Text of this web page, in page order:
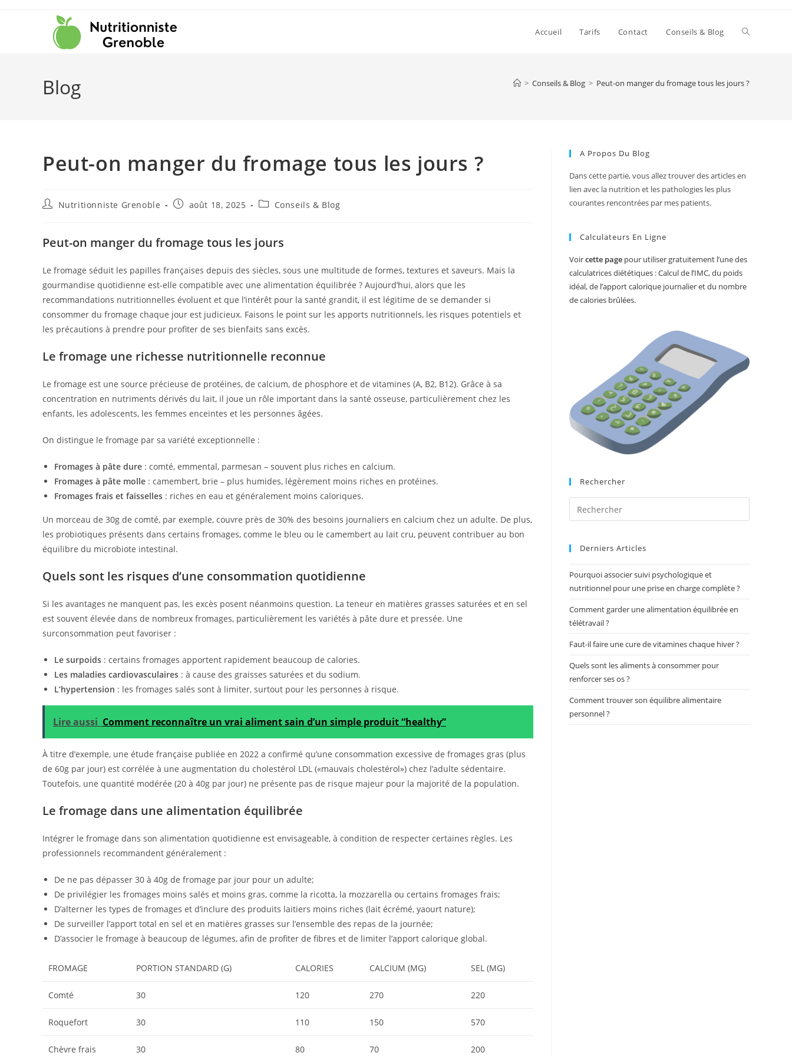
Accueil Tarifs Contact Conseils & Blog
Blog > Conseils & Blog > Peut-on manger du fromage tous les jours ?
Peut-on manger du fromage tous les jours ?
Nutritionniste Grenoble août 18, 2025 Conseils & Blog
Peut-on manger du fromage tous les jours
Le fromage séduit les papilles françaises depuis des siècles, sous une multitude de formes, textures et saveurs. Mais la
gourmandise quotidienne est-elle compatible avec une alimentation équilibrée ? Aujourd’hui, alors que les
recommandations nutritionnelles évoluent et que l’intérêt pour la santé grandit, il est légitime de se demander si
consommer du fromage chaque jour est judicieux. Faisons le point sur les apports nutritionnels, les risques potentiels et
les précautions à prendre pour profiter de ses bienfaits sans excès.
Le fromage une richesse nutritionnelle reconnue
Le fromage est une source précieuse de protéines, de calcium, de phosphore et de vitamines (A, B2, B12). Grâce à sa
concentration en nutriments dérivés du lait, il joue un rôle important dans la santé osseuse, particulièrement chez les
enfants, les adolescents, les femmes enceintes et les personnes âgées.
On distingue le fromage par sa variété exceptionnelle :
Fromages à pâte dure : comté, emmental, parmesan – souvent plus riches en calcium.
Fromages à pâte molle : camembert, brie – plus humides, légèrement moins riches en protéines.
Fromages frais et faisselles : riches en eau et généralement moins caloriques.
Un morceau de 30g de comté, par exemple, couvre près de 30% des besoins journaliers en calcium chez un adulte. De plus,
les probiotiques présents dans certains fromages, comme le bleu ou le camembert au lait cru, peuvent contribuer au bon
équilibre du microbiote intestinal.
Quels sont les risques d’une consommation quotidienne
Si les avantages ne manquent pas, les excès posent néanmoins question. La teneur en matières grasses saturées et en sel
est souvent élevée dans de nombreux fromages, particulièrement les variétés à pâte dure et pressée. Une
surconsommation peut favoriser :
Le surpoids : certains fromages apportent rapidement beaucoup de calories.
Les maladies cardiovasculaires : à cause des graisses saturées et du sodium.
L’hypertension : les fromages salés sont à limiter, surtout pour les personnes à risque.
Lire aussi Comment reconnaître un vrai aliment sain d’un simple produit “healthy”
À titre d’exemple, une étude française publiée en 2022 a confirmé qu’une consommation excessive de fromages gras (plus
de 60g par jour) est corrélée à une augmentation du cholestérol LDL («mauvais cholestérol») chez l’adulte sédentaire.
Toutefois, une quantité modérée (20 à 40g par jour) ne présente pas de risque majeur pour la majorité de la population.
Le fromage dans une alimentation équilibrée
Intégrer le fromage dans son alimentation quotidienne est envisageable, à condition de respecter certaines règles. Les
professionnels recommandent généralement :
De ne pas dépasser 30 à 40g de fromage par jour pour un adulte;
De privilégier les fromages moins salés et moins gras, comme la ricotta, la mozzarella ou certains fromages frais;
D’alterner les types de fromages et d’inclure des produits laitiers moins riches (lait écrémé, yaourt nature);
De surveiller l’apport total en sel et en matières grasses sur l’ensemble des repas de la journée;
D’associer le fromage à beaucoup de légumes, afin de profiter de fibres et de limiter l’apport calorique global.
FROMAGE PORTION STANDARD (G) CALORIES CALCIUM (MG) SEL (MG)
Comté 30 120 270 220
Roquefort 30 110 150 570
Chèvre frais 30 80 70 200
A Propos Du Blog
Dans cette partie, vous allez trouver des articles en
lien avec la nutrition et les pathologies les plus
courantes rencontrées par mes patients.
Calculateurs En Ligne
Voircette page pour utiliser gratuitement l’une des
calculatrices diététiques : Calcul de l’IMC, du poids
idéal, de l’apport calorique journalier et du nombre
de calories brûlées.
Rechercher
Derniers Articles
Pourquoi associer suivi psychologique et
nutritionnel pour une prise en charge complète ?
Comment garder une alimentation équilibrée en
télétravail ?
Faut-il faire une cure de vitamines chaque hiver ?
Quels sont les aliments à consommer pour
renforcer ses os ?
Comment trouver son équilibre alimentaire
personnel ?